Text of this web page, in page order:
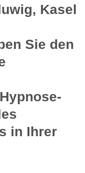
Kasel
Sie den
in Ihrer